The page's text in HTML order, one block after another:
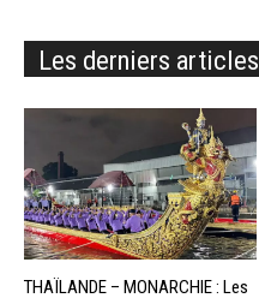
Les derniers articles
THAÏLANDE – MONARCHIE : Les